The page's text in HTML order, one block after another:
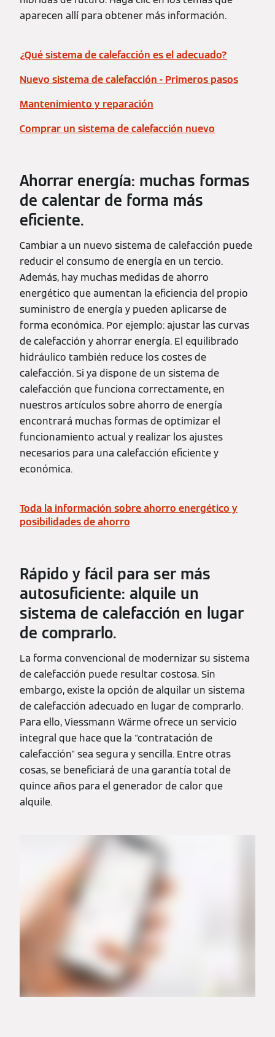
aparecen allí para obtener más información.
¿Qué sistema de calefacción es el adecuado?
Nuevo sistema de calefacción - Primeros pasos
Mantenimiento y reparación
Comprar un sistema de calefacción nuevo
Ahorrar energía: muchas formas
de calentar de forma más
eficiente.
Cambiar a un nuevo sistema de calefacción puede
reducir el consumo de energía en un tercio.
Además, hay muchas medidas de ahorro
energético que aumentan la eficiencia del propio
suministro de energía y pueden aplicarse de
forma económica. Por ejemplo: ajustar las curvas
de calefacción y ahorrar energía. El equilibrado
hidráulico también reduce los costes de
calefacción. Si ya dispone de un sistema de
calefacción que funciona correctamente, en
nuestros artículos sobre ahorro de energía
encontrará muchas formas de optimizar el
funcionamiento actual y realizar los ajustes
necesarios para una calefacción eficiente y
económica.
Toda la información sobre ahorro energético y
posibilidades de ahorro
Rápido y fácil para ser más
autosuficiente: alquile un
sistema de calefacción en lugar
de comprarlo.
La forma convencional de modernizar su sistema
de calefacción puede resultar costosa. Sin
embargo, existe la opción de alquilar un sistema
de calefacción adecuado en lugar de comprarlo.
Para ello, Viessmann Wärme ofrece un servicio
integral que hace que la "contratación de
calefacción" sea segura y sencilla. Entre otras
cosas, se beneficiará de una garantía total de
quince años para el generador de calor que
alquile.